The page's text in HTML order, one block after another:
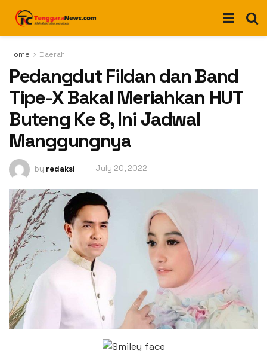
Home Daerah
Pedangdut Fildan dan Band
Tipe-X Bakal Meriahkan HUT
Buteng Ke 8, Ini Jadwal
Manggungnya
by redaksi July 20, 2022